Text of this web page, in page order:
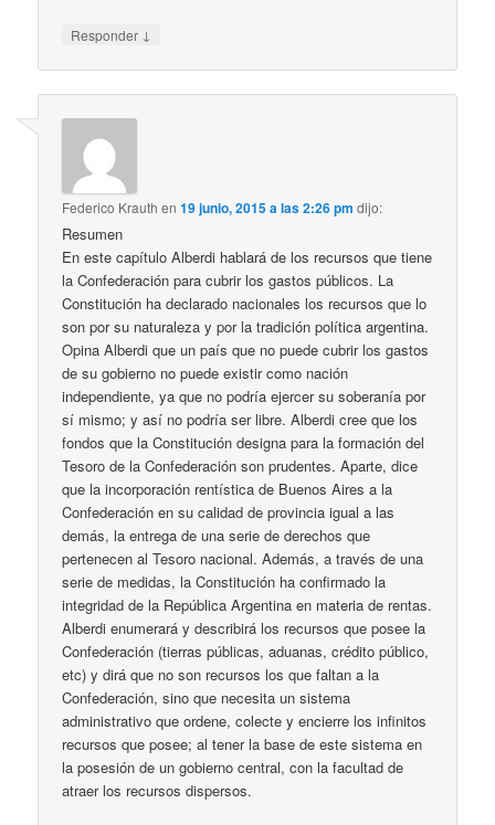
Responder ↓
Federico Krauth en19 junio, 2015 a las 2:26 pm dijo:
Resumen
En este capítulo Alberdi hablará de los recursos que tiene
la Confederación para cubrir los gastos públicos. La
Constitución ha declarado nacionales los recursos que lo
son por su naturaleza y por la tradición política argentina.
Opina Alberdi que un país que no puede cubrir los gastos
de su gobierno no puede existir como nación
independiente, ya que no podría ejercer su soberanía por
sí mismo; y así no podría ser libre. Alberdi cree que los
fondos que la Constitución designa para la formación del
Tesoro de la Confederación son prudentes. Aparte, dice
que la incorporación rentística de Buenos Aires a la
Confederación en su calidad de provincia igual a las
demás, la entrega de una serie de derechos que
pertenecen al Tesoro nacional. Además, a través de una
serie de medidas, la Constitución ha confirmado la
integridad de la República Argentina en materia de rentas.
Alberdi enumerará y describirá los recursos que posee la
Confederación (tierras públicas, aduanas, crédito público,
etc) y dirá que no son recursos los que faltan a la
Confederación, sino que necesita un sistema
administrativo que ordene, colecte y encierre los infinitos
recursos que posee; al tener la base de este sistema en
la posesión de un gobierno central, con la facultad de
atraer los recursos dispersos.